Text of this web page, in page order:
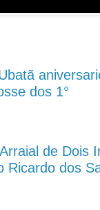
dos 1°
de Dois
Ricardo dos